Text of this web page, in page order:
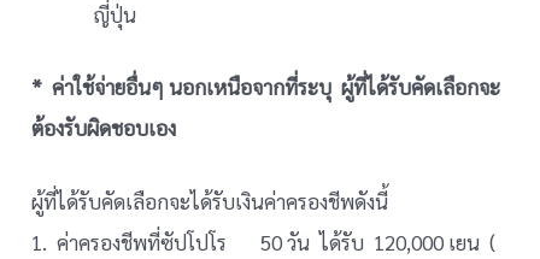
ญี่ปุ่น
* ค่าใช้จ่ายอื่นๆ นอกเหนือจากที่ระบุ ผู้ที่ได้รับคัดเลือกจะ
ต้องรับผิดชอบเอง
ผู้ที่ได้รับคัดเลือกจะได้รับเงินค่าครองชีพดังนี้
1. ค่าครองชีพที่ซัปโปโร 50 วัน ได้รับ 120,000 เยน (